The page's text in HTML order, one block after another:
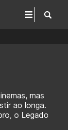
mas
ao longa.
o Legado